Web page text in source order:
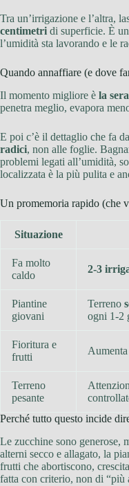
Tra un’irrigazione e l’altra,
centimetri di superficie. È
l’umidità sta lavorando e le
Quando annaffiare (e dove
Il momento migliore è la sera
penetra meglio, evapora
E poi c’è il dettaglio che fa
radici, non alle foglie.
problemi legati all’umidità,
localizzata è la più pulita e
Un promemoria rapido (che
Situazione
Fa molto
caldo
2-3
Piantine
giovani
Terreno
ogni 1-2
Fioritura e
frutti
Terreno
pesante
Perché tutto questo incide
Le zucchine sono generose,
alterni secco e allagato, la
frutti che abortiscono,
fatta con criterio, non di “più